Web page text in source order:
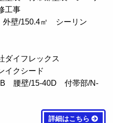
工事
壁/150.4㎡ シーリン
ダイフレックス
イクシード
腰壁/15-40D 付帯部/N-
詳細はこちら